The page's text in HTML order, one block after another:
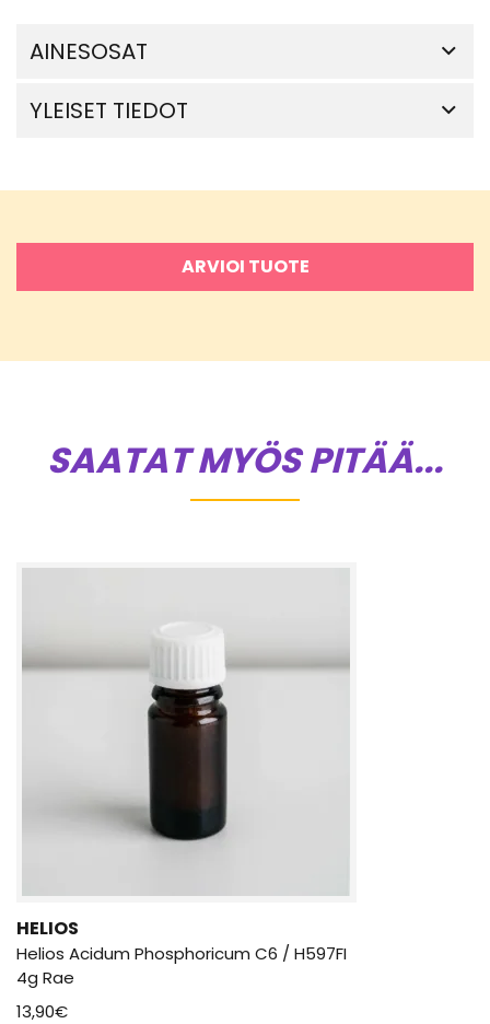
AINESOSAT
YLEISET TIEDOT
ARVIOI TUOTE
SAATAT MYÖS PITÄÄ...
HELIOS
Helios Acidum Phosphoricum C6 / H597FI
4g Rae
13,90€